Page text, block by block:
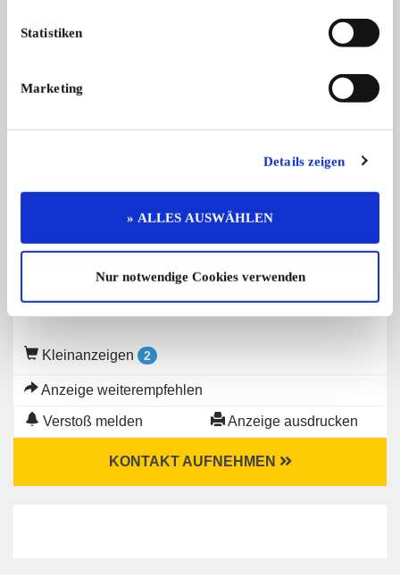
Statistiken
Marketing
Details zeigen
» ALLES AUSWÄHLEN
Nur notwendige Cookies verwenden
Gesuch
Gesuch von
Kleinanzeigen 2
Anzeige weiterempfehlen
Verstoß melden Anzeige ausdrucken
KONTAKT AUFNEHMEN